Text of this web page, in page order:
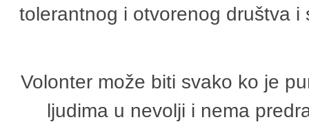
tolerantnog i otvorenog društva
Volonter može biti svako ko je
ljudima u nevolji i nema